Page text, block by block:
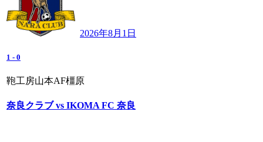
2026年8月1日
1 - 0
鞄工房山本AF橿原
奈良クラブ vs IKOMA FC 奈良